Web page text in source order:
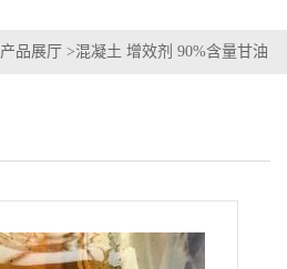
产品展厅 >混凝土 增效剂 90%含量甘油